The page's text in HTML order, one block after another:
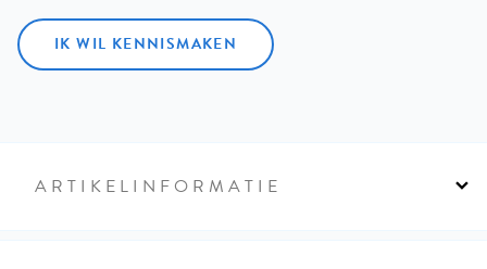
IK WIL KENNISMAKEN
ARTIKELINFORMATIE